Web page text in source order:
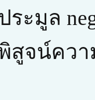
ะมูล
สูจน์คว